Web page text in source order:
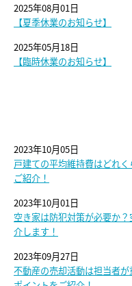
2025年08月01日
【夏季休業のお知らせ】
2025年05月18日
【臨時休業のお知らせ】
2023年10月05日
戸建ての平均維持費はどれ
ご紹介！
2023年10月01日
空き家は防犯対策が必要か
介します！
2023年09月27日
不動産の売却活動は担当者